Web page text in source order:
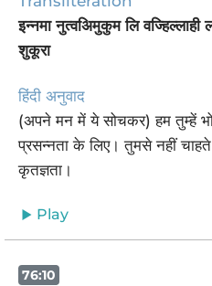
इन्नमा नुत्वअिमुकुम लि
शुकूरा
हिंदी अनुवाद
(अपने मन में ये सोचकर) हम तुम्हें
प्रसन्नता के लिए। तुमसे नहीं
कृतज्ञता।
Play
76:10